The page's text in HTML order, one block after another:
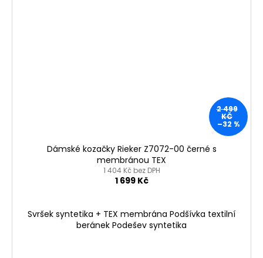
2 499
KČ
–32 %
Dámské kozačky Rieker Z7072-00 černé s
membránou TEX
1 404 Kč bez DPH
1 699 Kč
Svršek syntetika + TEX membrána Podšívka textilní
beránek Podešev syntetika